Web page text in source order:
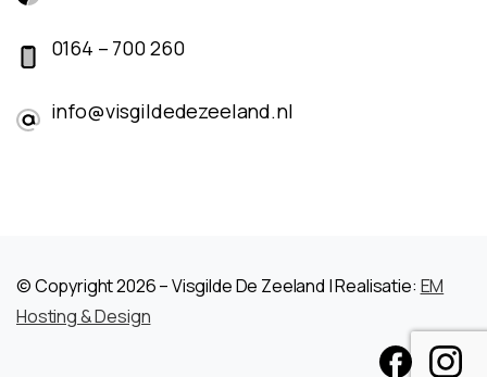
0164 – 700 260
info@visgildedezeeland.nl
© Copyright 2026 – Visgilde De Zeeland | Realisatie: EM
Hosting & Design